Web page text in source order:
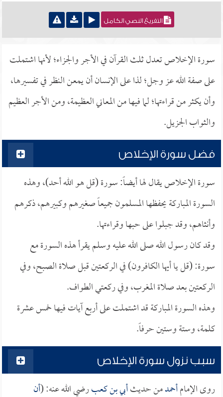
التفريغ النصي الكامل
سورة الإخلاص تعدل ثلث القرآن في الأجر والجزاء؛ لأنها اشتملت
على صفة الله عز وجل؛ لذا على الإنسان أن يمعن النظر في تفسيرها،
وأن يكثر من قراءتها؛ لما فيها من المعاني العظيمة، ومن الأجر العظيم
والثواب الجزيل.
فضل سورة الإخلاص
سورة الإخلاص يقال لها أيضاً: سورة (قل هو الله أحد)، وهذه
السورة المباركة يحفظها المسلمون جميعاً صغيرهم وكبيرهم، ذكرهم
وأنثاهم، وقد جبلوا على حبها وقراءتها.
وقد كان رسول الله صلى الله عليه وسلم يقرأ هذه السورة مع
سورة: (قل يا أيها الكافرون) في الركعتين قبل صلاة الصبح، وفي
الركعتين بعد صلاة المغرب، وفي ركعتي الطواف.
وهذه السورة المباركة قد اشتملت على أربع آيات فيها خمس عشرة
كلمة، وستة وستين حرفاً.
سبب نزول سورة الإخلاص
روى الإمامأحمدمن حديثأبي بن كعبرضي الله عنه: (أن